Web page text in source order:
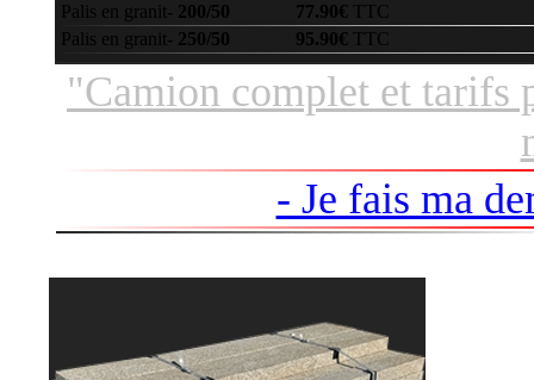
Palis en granit- 200/50 77.90€ TTC
Palis en granit- 250/50 95.90€ TTC
"Camion complet et tarifs
- Je fais ma